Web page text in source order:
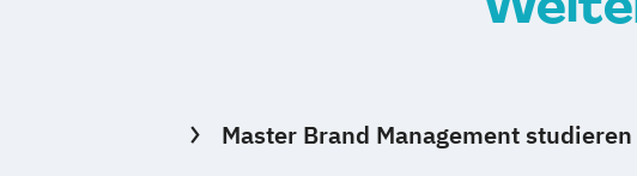
Master Brand Management studieren